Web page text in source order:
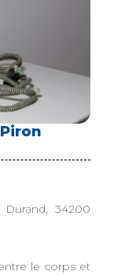
34200
le corps et